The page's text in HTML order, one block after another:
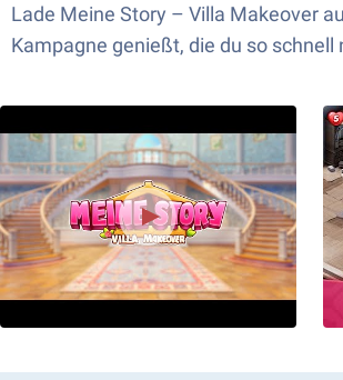
Lade Meine Story – Villa Makeover
Kampagne genießt, die du so